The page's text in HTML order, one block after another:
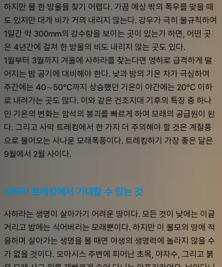
하지만 물 한 방울을 찾기 어렵다. 가끔 예상 밖의 폭우를 맞을 때
도 있지만 대개 비가 거의 내리지 않는다. 강우가 극히 불규칙하여
1일간 약 300mm의 강수량을 보이는 곳이 있는가 하면, 어떤 곳
은 4년간에 걸쳐 한 방울의 비도 내리지 않는 곳도 있다.
1월부터 3월까지 겨울에 사하라를 찾는다면 영하로 급격하게 떨
어지는 밤 공기에 대비해야 한다. 낮과 밤의 기온 차가 극심하여
주간에는 40∼50℃까지 상승했던 기온이 야간에는 20℃ 이하
로 내려가는 곳도 많다. 이와 같은 건조지대 기후의 특징 중 하나
인 기온의 변화는 암석의 붕괴를 빠르게 하여 모래의 공급원이 된
다. 그리고 사막 트레킹에서 한 가지 더 주의해야 할 것은 계절풍
으로 불어오는 사나운 모래폭풍이다. 트레킹하기 가장 좋은 달은
9월에서 2월 사이다.
사하라 트레킹에서 기대할 수 있는 것
사하라는 생명이 살아가기 어려운 땅이다. 모든 것이 낮에는 이글
거리고 밤에는 식어버리는 모래뿐이다. 하지만 이 불모의 땅에 적
응하며 살아가는 생명을 볼 때면 야생의 생명력에 놀라지 않을 수
가 없을 것이다. 오아시스 주변에 피어난 초목, 야자수, 그리고 붉